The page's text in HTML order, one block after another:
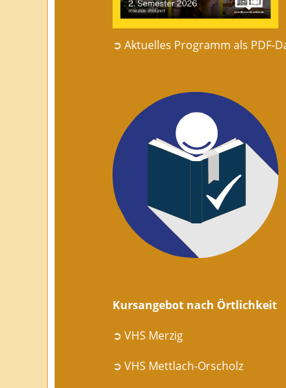
➲ Aktuelles Programm als PDF-
Kursangebot nach Örtlichkeit
➲ VHS Merzig
➲ VHS Mettlach-Orscholz